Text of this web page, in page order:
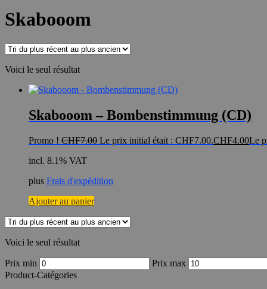
Skabooom
Voici le seul résultat
Skabooom – Bombenstimmung (CD)
Promo ! CHF7.00 Le prix initial était : CHF7.00.CHF4.00Le
incl. 8.1% VAT
plus Frais d'expédition
Ajouter au panier
Voici le seul résultat
Prix min Prix max
Product-Catégories